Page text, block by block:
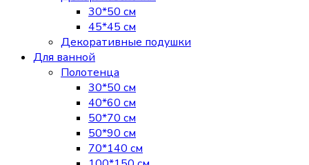
30*50 см
45*45 см
Декоративные подушки
Для ванной
Полотенца
30*50 см
40*60 см
50*70 см
50*90 см
70*140 см